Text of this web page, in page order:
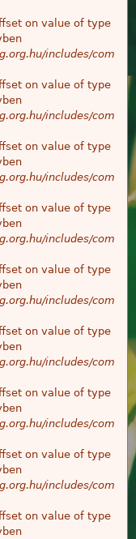
on value of type
includes/com
on value of type
includes/com
on value of type
includes/com
on value of type
includes/com
on value of type
includes/com
on value of type
includes/com
on value of type
includes/com
on value of type
includes/com
on value of type